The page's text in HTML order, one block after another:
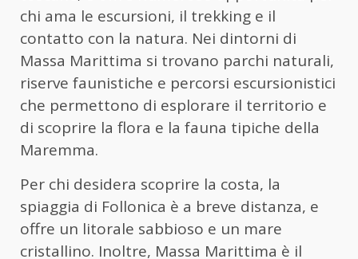
chi ama le escursioni, il trekking e il
contatto con la natura. Nei dintorni di
Massa Marittima si trovano parchi naturali,
riserve faunistiche e percorsi escursionistici
che permettono di esplorare il territorio e
di scoprire la flora e la fauna tipiche della
Maremma.
Per chi desidera scoprire la costa, la
spiaggia di Follonica è a breve distanza, e
offre un litorale sabbioso e un mare
cristallino. Inoltre, Massa Marittima è il